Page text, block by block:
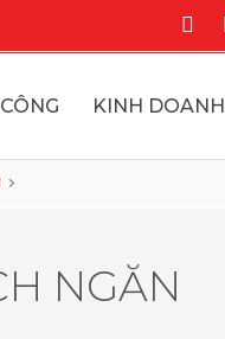
KINH DOANH
NGĂN